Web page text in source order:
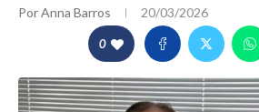
PorAnna Barros 20/03/2026
0